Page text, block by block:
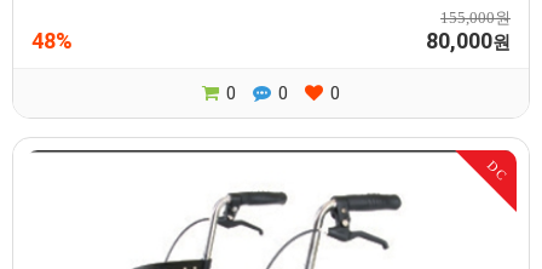
155,000원
48% 80,000원
0 0 0
DC